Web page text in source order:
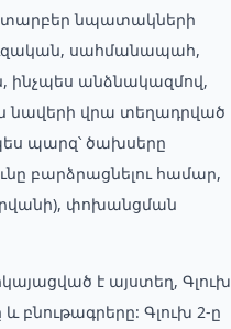
տարբեր նպատակների
սահմանապահ,
ինչպես անձնակազմով,
նավերի վրա տեղադրված
պարզ՝ ծախսերը
բարձրացնելու համար,
փոխանցման
է այստեղ, Գլուխ
բնութագրերը: Գլուխ 2-ը